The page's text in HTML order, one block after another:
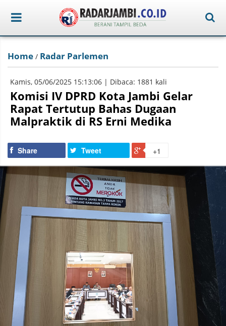
Home / Radar Parlemen
Kamis, 05/06/2025 15:13:06 | Dibaca: 1881 kali
Komisi IV DPRD Kota Jambi Gelar
Rapat Tertutup Bahas Dugaan
Malpraktik di RS Erni Medika
Share Tweet +1